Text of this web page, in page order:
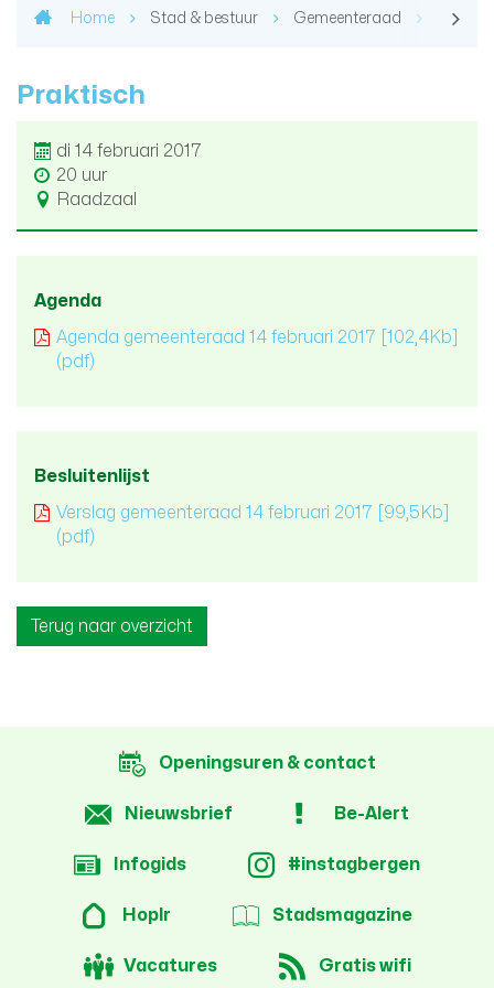
Home Stad & bestuur Gemeenteraad
Praktisch
di 14 februari 2017
20 uur
Raadzaal
Agenda
Agenda gemeenteraad 14 februari 2017 [102,4Kb]
(pdf)
Besluitenlijst
Verslag gemeenteraad 14 februari 2017 [99,5Kb]
(pdf)
Terug naar overzicht
Openingsuren & contact
Nieuwsbrief Be-Alert
Infogids #instagbergen
Hoplr Stadsmagazine
Vacatures Gratis wifi